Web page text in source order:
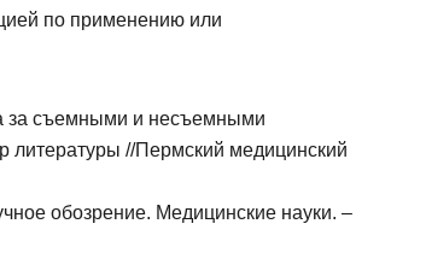
по применению или
за съемными и несъемными
литературы //Пермский медицинский
обозрение. Медицинские науки. –